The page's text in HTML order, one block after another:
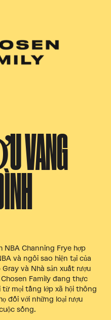
NBA Channing Frye hợp
và ngôi sao hiện tại của
và Nhà sản xuất rượu
Family đang thực
từ mọi tầng lớp xã hội thông
đối với những loại rượu
sống.